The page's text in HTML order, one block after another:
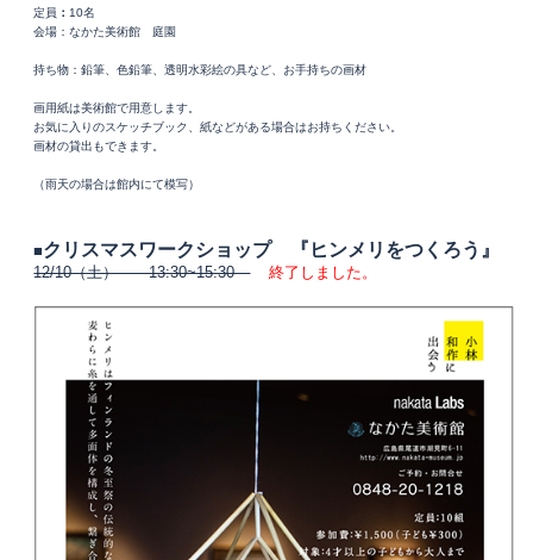
定員 ： 10名
会場：なかた美術館 庭園
持ち物：鉛筆、色鉛筆、透明水彩絵の具など、お手持ちの画材
画用紙は美術館で用意します。
お気に入りのスケッチブック、紙などがある場合はお持ちください。
画材の貸出もできます。
（雨天の場合は館内にて模写）
■クリスマスワークショップ 『ヒンメリをつくろう』
12/10（土） 13:30~15:30 終了しました。